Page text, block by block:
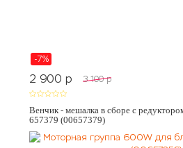
-7%
2 900 p 3 100 p
Венчик - мешалка в сборе с
657379 (00657379)